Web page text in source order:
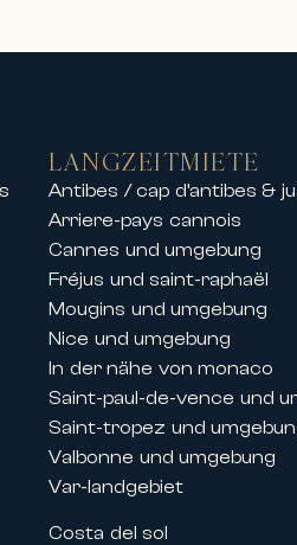
Häfen und
Chalets in den
oder eine private
Cannes
Riviera begleitet
-Villen während
LANGZEITMIETE
Antibes / cap d’antibes &
Arriere-pays cannois
Cannes und umgebung
Fréjus und saint-raphaël
Mougins und umgebung
Nice und umgebung
In der nähe von monaco
Saint-paul-de-vence und
Saint-tropez und
Valbonne und umgebung
Var-landgebiet
Costa del sol